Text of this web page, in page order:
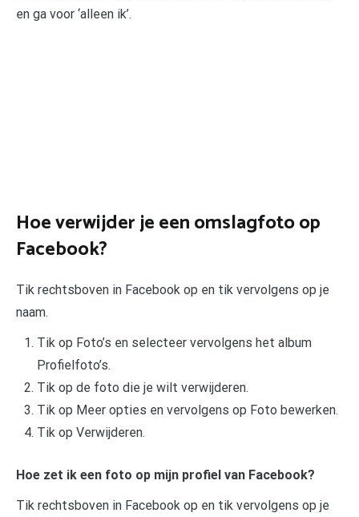
en ga voor ‘alleen ik’.
Hoe verwijder je een omslagfoto op
Facebook?
Tik rechtsboven in Facebook op en tik vervolgens op je
naam.
Tik op Foto’s en selecteer vervolgens het album
Profielfoto’s.
Tik op de foto die je wilt verwijderen.
Tik op Meer opties en vervolgens op Foto bewerken.
Tik op Verwijderen.
Hoe zet ik een foto op mijn profiel van Facebook?
Tik rechtsboven in Facebook op en tik vervolgens op je